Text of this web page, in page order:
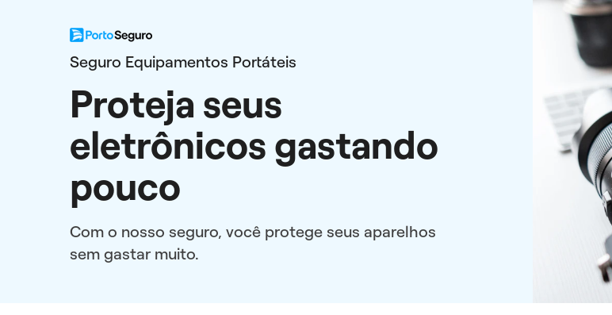
Seguro Equipamentos Portáteis
Proteja seus
eletrônicos gastando
pouco
Com o nosso seguro, você protege seus aparelhos
sem gastar muito.